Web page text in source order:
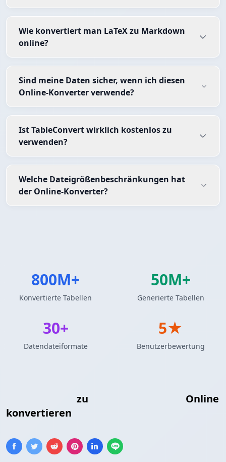
zu
Online
konvertieren
Wie konvertiert man LaTeX zu Markdown
online?
Sind meine Daten sicher, wenn ich diesen
Online-Konverter verwende?
Ist TableConvert wirklich kostenlos zu
verwenden?
Welche Dateigrößenbeschränkungen hat
der Online-Konverter?
800M+
Konvertierte Tabellen
50M+
Generierte Tabellen
30+
Datendateiformate
5★
Benutzerbewertung